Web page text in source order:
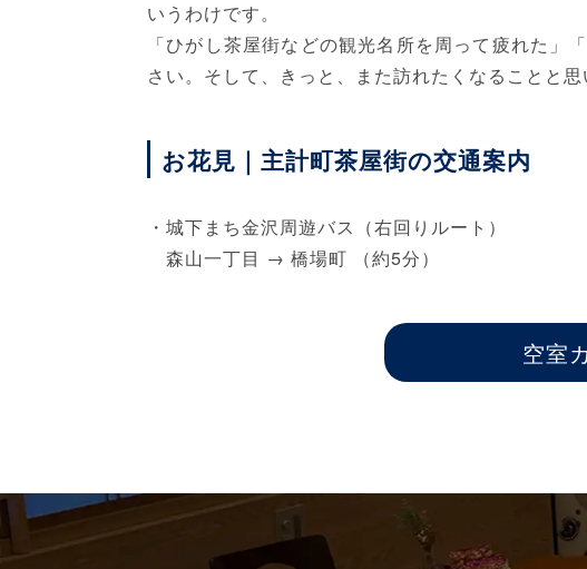
いうわけです。
「ひがし茶屋街などの観光名所を周って疲れた
さい。そして、きっと、また訪れたくなることと思
お花見｜主計町茶屋街の交通案内
・城下まち金沢周遊バス（右回りルート）
森山一丁目 → 橋場町 （約5分）
空室